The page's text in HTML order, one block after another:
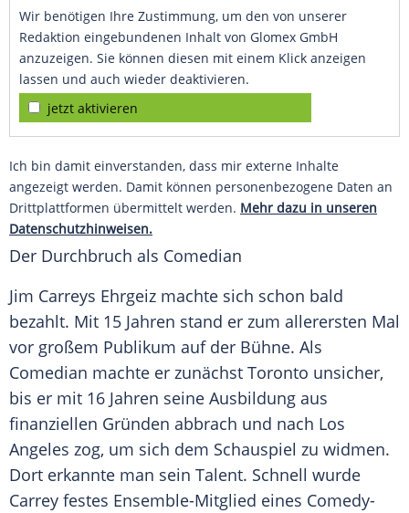
Wir benötigen Ihre Zustimmung, um den von unserer
Redaktion eingebundenen Inhalt von Glomex GmbH
anzuzeigen. Sie können diesen mit einem Klick anzeigen
lassen und auch wieder deaktivieren.
jetzt aktivieren
Ich bin damit einverstanden, dass mir externe Inhalte
angezeigt werden. Damit können personenbezogene Daten an
Drittplattformen übermittelt werden. Mehr dazu in unseren
Datenschutzhinweisen.
Der Durchbruch als Comedian
Jim Carreys Ehrgeiz machte sich schon bald
bezahlt. Mit 15 Jahren stand er zum allerersten Mal
vor großem Publikum auf der Bühne. Als
Comedian machte er zunächst Toronto unsicher,
bis er mit 16 Jahren seine Ausbildung aus
finanziellen Gründen abbrach und nach Los
Angeles zog, um sich dem Schauspiel zu widmen.
Dort erkannte man sein Talent. Schnell wurde
Carrey festes Ensemble-Mitglied eines Comedy-